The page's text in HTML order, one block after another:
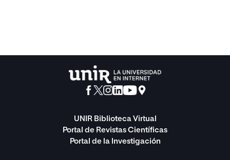
UNIR Biblioteca Virtual
Portal de Revistas Científicas
Portal de la Investigación